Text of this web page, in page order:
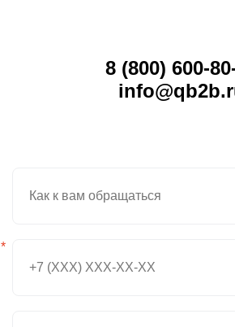
8 (800) 600-
*